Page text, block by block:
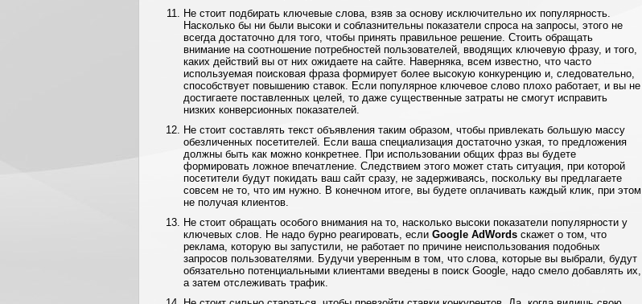
Не стоит подбирать ключевые слова, взяв за основу исключительно их популярность.
Насколько бы ни были высоки и соблазнительны показатели спроса на запросы, этого не
всегда достаточно для того, чтобы принять правильное решение. Стоить обращать
внимание на соотношение потребностей пользователей, вводящих ключевую фразу, и того,
каких действий вы от них ожидаете на сайте. Наверняка, всем известно, что часто
используемая поисковая фраза формирует более высокую конкуренцию и, следовательно,
способствует повышению ставок. Если популярное ключевое слово плохо работает, и вы не
достигаете поставленных целей, то даже существенные затраты не смогут исправить
низких конверсионных показателей.
Не стоит составлять текст объявления таким образом, чтобы привлекать большую массу
обезличенных посетителей. Если ваша специализация достаточно узкая, то предложения
должны быть как можно конкретнее. При использовании общих фраз вы будете
формировать ложное впечатление. Следствием этого может стать ситуация, при которой
посетители будут покидать ваш сайт сразу, не задерживаясь, поскольку вы предлагаете
совсем не то, что им нужно. В конечном итоге, вы будете оплачивать каждый клик, при этом
не получая клиентов.
Не стоит обращать особого внимания на то, насколько высоки показатели популярности у
ключевых слов. Не надо бурно реагировать, если Google AdWords скажет о том, что
реклама, которую вы запустили, не работает по причине неиспользования подобных
запросов пользователями. Будучи уверенным в том, что слова, которые вы выбрали, будут
обязательно потенциальными клиентами введены в поиск Google, надо смело добавлять их,
а затем отслеживать трафик.